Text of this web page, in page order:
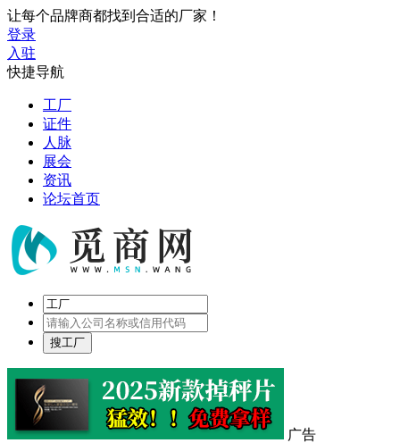
让每个品牌商都找到合适的厂家！
登录
入驻
快捷导航
工厂
证件
人脉
展会
资讯
论坛首页
广告